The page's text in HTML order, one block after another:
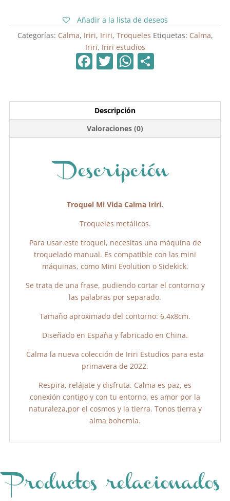
Añadir a la lista de deseos
Categorías: Calma, Iriri, Iriri, Troqueles Etiquetas: Calma,
Iriri, Iriri estudios
F
e
b
o
k
T
er
W
A
p
p
ar
tir
Descripción
Valoraciones (0)
Descripción
Troquel Mi Vida Calma Iriri.
Troqueles metálicos.
Para usar este troquel, necesitas una máquina de
troquelado manual. Es compatible con las mini
máquinas, como Mini Evolution o Sidekick.
Se trata de una frase, pudiendo cortar el contorno y
las palabras por separado.
Tamaño aproximado del contorno: 6,4x8cm.
Diseñado en España y fabricado en China.
Calma la nueva colección de Iriri Estudios para esta
primavera de 2022.
Respira, relájate y disfruta. Calma es paz, es
conexión contigo y con tu entorno, es amor por la
naturaleza,por el cosmos y la tierra. Tonos tierra y
alma bohemia.
Productos relacionados